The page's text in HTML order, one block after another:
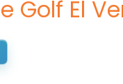
Golf El